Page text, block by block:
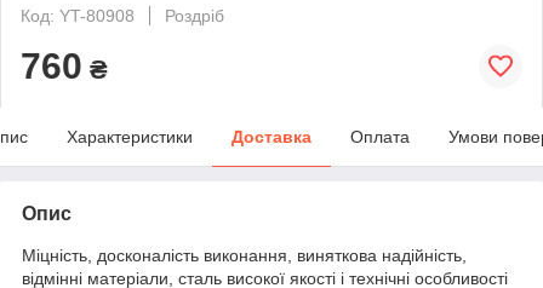
Код: YT-80908
Роздріб
760 ₴
Характеристики Доставка Оплата Умови
Опис
Міцність, досконалість виконання, виняткова надійність,
відмінні матеріали, сталь високої якості і технічні особливості